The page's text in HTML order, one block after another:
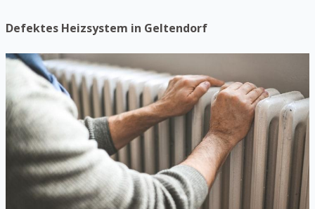
Defektes Heizsystem in Geltendorf